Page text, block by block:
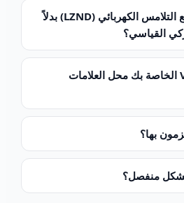
متى يجب استخدام مانع التلامس الكهربائي (LZND) بدلاً
القياسي؟
هل يمكن أن تحل VCBs الخاصة بك محل العلامات
بها؟
منفصل؟